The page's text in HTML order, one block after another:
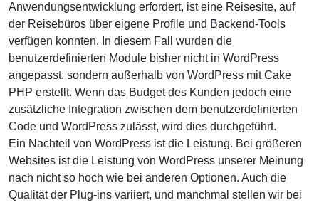
Anwendungsentwicklung erfordert, ist eine Reisesite, auf
der Reisebüros über eigene Profile und Backend-Tools
verfügen konnten. In diesem Fall wurden die
benutzerdefinierten Module bisher nicht in WordPress
angepasst, sondern außerhalb von WordPress mit Cake
PHP erstellt. Wenn das Budget des Kunden jedoch eine
zusätzliche Integration zwischen dem benutzerdefinierten
Code und WordPress zulässt, wird dies durchgeführt.
Ein Nachteil von WordPress ist die Leistung. Bei größeren
Websites ist die Leistung von WordPress unserer Meinung
nach nicht so hoch wie bei anderen Optionen. Auch die
Qualität der Plug-ins variiert, und manchmal stellen wir bei